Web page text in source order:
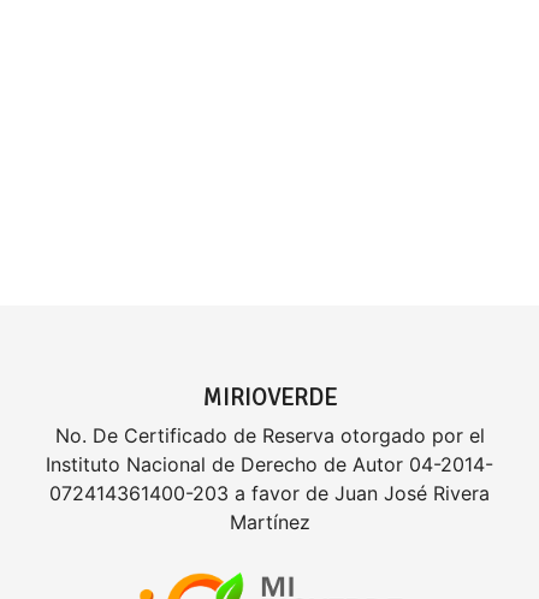
MIRIOVERDE
No. De Certificado de Reserva otorgado por el
Instituto Nacional de Derecho de Autor 04-2014-
072414361400-203 a favor de Juan José Rivera
Martínez